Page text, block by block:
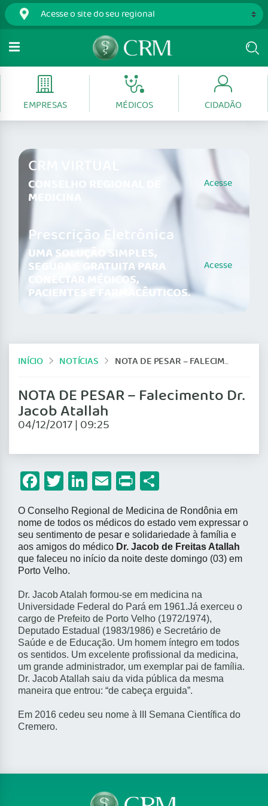
EMPRESAS MÉDICOS CIDADÃO
CRM VIRTUAL
CONSELHO REGIONAL DE
MEDICINA
Acesse
Prescrição Eletrônica
UMA SOLUÇÃO SIMPLES,
SEGURA E GRATUITA PARA
CONECTAR MÉDICOS,
PACIENTES E FARMACÊUTICOS.
Acesse
INÍCIO NOTÍCIAS NOTA DE PESAR – FALECIMENTO DR. JACOB ATALLAH
NOTA DE PESAR – Falecimento Dr.
Jacob Atallah
04/12/2017 | 09:25
Facebook
Twitter
LinkedIn
Email
Print
O Conselho Regional de Medicina de Rondônia em
nome de todos os médicos do estado vem expressar o
seu sentimento de pesar e solidariedade à família e
aos amigos do médico Dr. Jacob de Freitas Atallah
que faleceu no início da noite deste domingo (03) em
Porto Velho.
Dr. Jacob Atalah formou-se em medicina na
Universidade Federal do Pará em 1961.Já exerceu o
cargo de Prefeito de Porto Velho (1972/1974),
Deputado Estadual (1983/1986) e Secretário de
Saúde e de Educação. Um homem íntegro em todos
os sentidos. Um excelente profissional da medicina,
um grande administrador, um exemplar pai de família.
Dr. Jacob Atallah saiu da vida pública da mesma
maneira que entrou: “de cabeça erguida”.
Em 2016 cedeu seu nome à III Semana Científica do
Cremero.